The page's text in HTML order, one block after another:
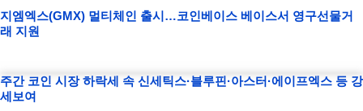
지엠엑스(GMX) 멀티체인 출시…코인베이스 베이스서 영구선물거
래 지원
주간 코인 시장 하락세 속 신세틱스·블루핀·아스터·에이프엑스 등 강
세보여